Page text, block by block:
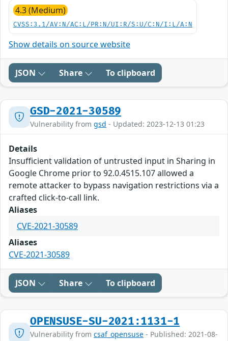
4.3 (Medium)
CVSS:3.1/AV:N/AC:L/PR:N/UI:R/S:U/C:N/I:L/A:N
Show details on source website
JSON Share To clipboard
GSD-2021-30589
Vulnerability from gsd - Updated: 2023-12-13 01:23
Details
Insufficient validation of untrusted input in Sharing in
Google Chrome prior to 92.0.4515.107 allowed a
remote attacker to bypass navigation restrictions via a
crafted click-to-call link.
Aliases
CVE-2021-30589
Aliases
CVE-2021-30589
JSON Share To clipboard
OPENSUSE-SU-2021:1131-1
Vulnerability from csaf_opensuse - Published: 2021-08-